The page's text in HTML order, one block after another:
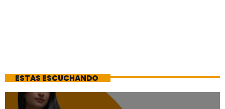
ESTAS ESCUCHANDO